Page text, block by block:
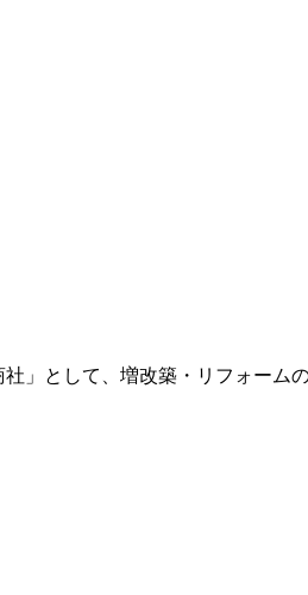
」として、増改築・リフォーム